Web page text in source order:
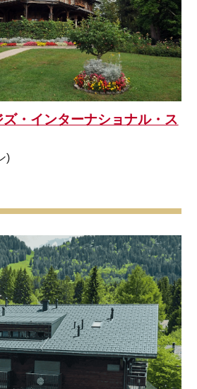
・インターナショナル・ス
)